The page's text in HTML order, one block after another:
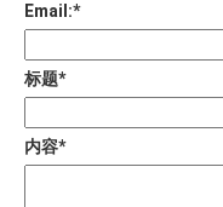
Email:*
标题*
内容*